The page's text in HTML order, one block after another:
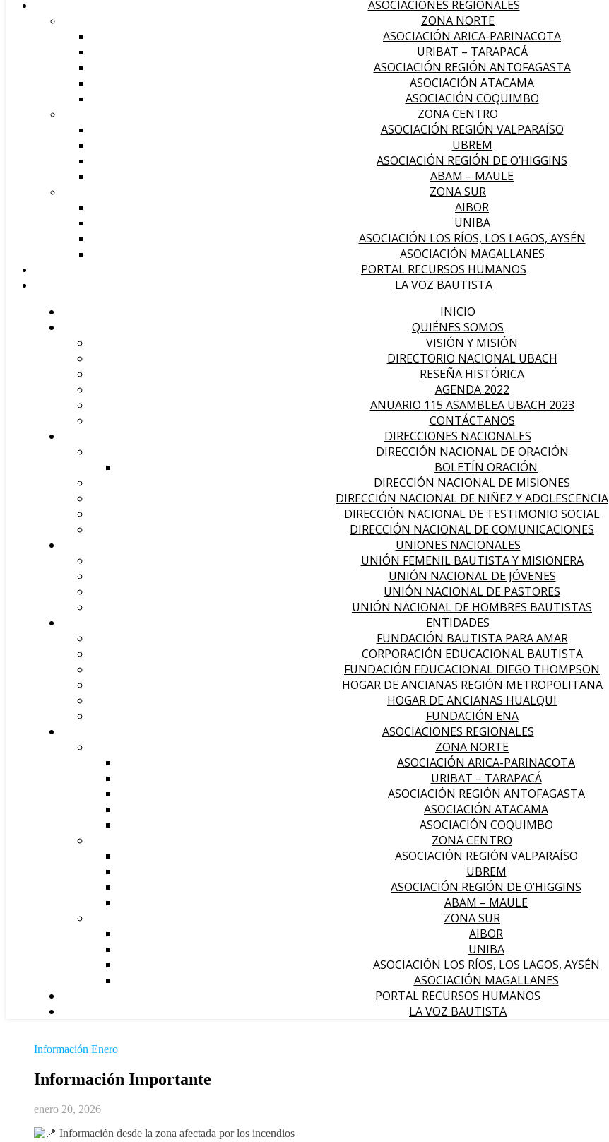
ASOCIACIONES REGIONALES
ZONA NORTE
ASOCIACIÓN ARICA-PARINACOTA
URIBAT – TARAPACÁ
ASOCIACIÓN REGIÓN ANTOFAGASTA
ASOCIACIÓN ATACAMA
ASOCIACIÓN COQUIMBO
ZONA CENTRO
ASOCIACIÓN REGIÓN VALPARAÍSO
UBREM
ASOCIACIÓN REGIÓN DE O’HIGGINS
ABAM – MAULE
ZONA SUR
AIBOR
UNIBA
ASOCIACIÓN LOS RÍOS, LOS LAGOS, AYSÉN
ASOCIACIÓN MAGALLANES
PORTAL RECURSOS HUMANOS
LA VOZ BAUTISTA
INICIO
QUIÉNES SOMOS
VISIÓN Y MISIÓN
DIRECTORIO NACIONAL UBACH
RESEÑA HISTÓRICA
AGENDA 2022
ANUARIO 115 ASAMBLEA UBACH 2023
CONTÁCTANOS
DIRECCIONES NACIONALES
DIRECCIÓN NACIONAL DE ORACIÓN
BOLETÍN ORACIÓN
DIRECCIÓN NACIONAL DE MISIONES
DIRECCIÓN NACIONAL DE NIÑEZ Y ADOLESCENCIA
DIRECCIÓN NACIONAL DE TESTIMONIO SOCIAL
DIRECCIÓN NACIONAL DE COMUNICACIONES
UNIONES NACIONALES
UNIÓN FEMENIL BAUTISTA Y MISIONERA
UNIÓN NACIONAL DE JÓVENES
UNIÓN NACIONAL DE PASTORES
UNIÓN NACIONAL DE HOMBRES BAUTISTAS
ENTIDADES
FUNDACIÓN BAUTISTA PARA AMAR
CORPORACIÓN EDUCACIONAL BAUTISTA
FUNDACIÓN EDUCACIONAL DIEGO THOMPSON
HOGAR DE ANCIANAS REGIÓN METROPOLITANA
HOGAR DE ANCIANAS HUALQUI
FUNDACIÓN ENA
ASOCIACIONES REGIONALES
ZONA NORTE
ASOCIACIÓN ARICA-PARINACOTA
URIBAT – TARAPACÁ
ASOCIACIÓN REGIÓN ANTOFAGASTA
ASOCIACIÓN ATACAMA
ASOCIACIÓN COQUIMBO
ZONA CENTRO
ASOCIACIÓN REGIÓN VALPARAÍSO
UBREM
ASOCIACIÓN REGIÓN DE O’HIGGINS
ABAM – MAULE
ZONA SUR
AIBOR
UNIBA
ASOCIACIÓN LOS RÍOS, LOS LAGOS, AYSÉN
ASOCIACIÓN MAGALLANES
PORTAL RECURSOS HUMANOS
LA VOZ BAUTISTA
Información Enero
Información Importante
enero 20, 2026
Información desde la zona afectada por los incendios